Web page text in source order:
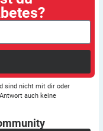
sind nicht mit dir oder
auch keine